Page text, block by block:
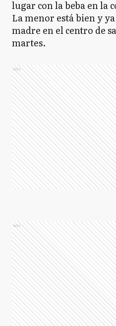
lugar con la beba en la
La menor está bien y
madre en el centro de
martes.
Ads
Ads